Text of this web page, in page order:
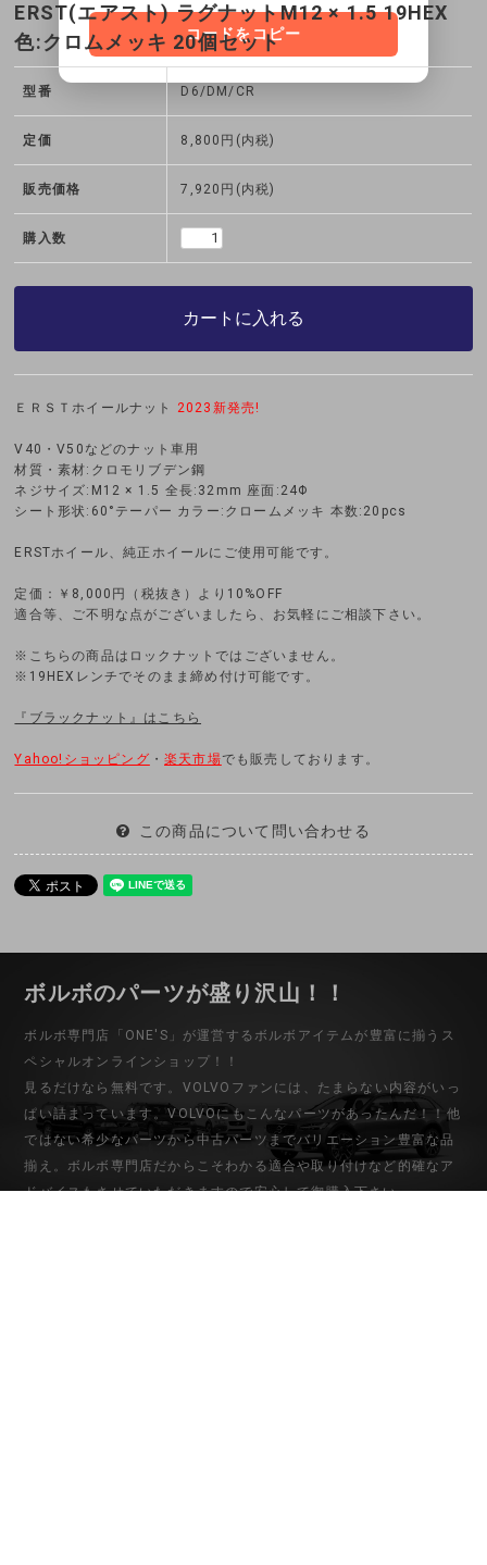
ERST(エアスト) ラグナットM12 × 1.5 19HEX
色:クロムメッキ 20個セット
型番 D6/DM/CR
定価 8,800円(内税)
販売価格 7,920円(内税)
購入数
カートに入れる
ＥＲＳＴホイールナット 2023新発売!
V40・V50などのナット車用
材質・素材:クロモリブデン鋼
ネジサイズ:M12 × 1.5 全長:32mm 座面:24Φ
シート形状:60°テーパー カラー:クロームメッキ 本数:20pcs
ERSTホイール、純正ホイールにご使用可能です。
定価：￥8,000円（税抜き）より10%OFF
適合等、ご不明な点がございましたら、お気軽にご相談下さい。
※こちらの商品はロックナットではございません。
※19HEXレンチでそのまま締め付け可能です。
『ブラックナット』はこちら
Yahoo!ショッピング ・楽天市場でも販売しております。
この商品について問い合わせる
ボルボのパーツが盛り沢山！！
ボルボ専門店「ONE'S」が運営するボルボアイテムが豊富に揃うス
ペシャルオンラインショップ！！
見るだけなら無料です。VOLVOファンには、たまらない内容がいっ
ぱい詰まっています。VOLVOにもこんなパーツがあったんだ！！他
ではない希少なパーツから中古パーツまでバリエーション豊富な品
揃え。ボルボ専門店だからこそわかる適合や取り付けなど的確なア
ドバイスもさせていただきますので安心して御購入下さい。
コードをコピー